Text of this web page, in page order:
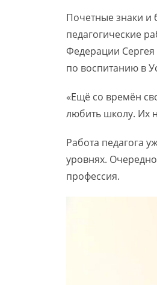
Почетные знаки и
педагогические
Федерации Сергея
по воспитанию в
«Ещё со времён
любить школу. Их
Работа педагога
уровнях.
профессия.